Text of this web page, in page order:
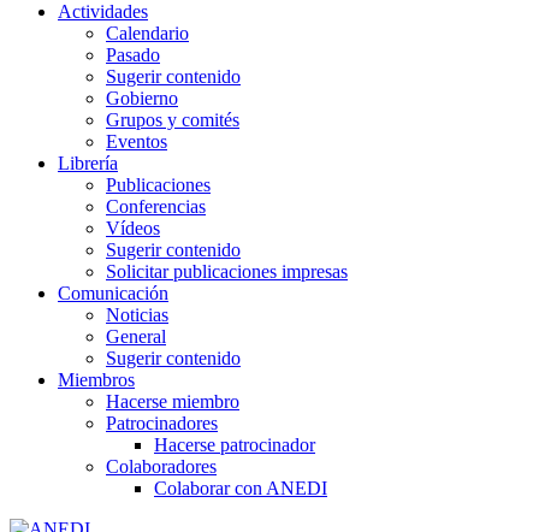
Actividades
Calendario
Pasado
Sugerir contenido
Gobierno
Grupos y comités
Eventos
Librería
Publicaciones
Conferencias
Vídeos
Sugerir contenido
Solicitar publicaciones impresas
Comunicación
Noticias
General
Sugerir contenido
Miembros
Hacerse miembro
Patrocinadores
Hacerse patrocinador
Colaboradores
Colaborar con ANEDI